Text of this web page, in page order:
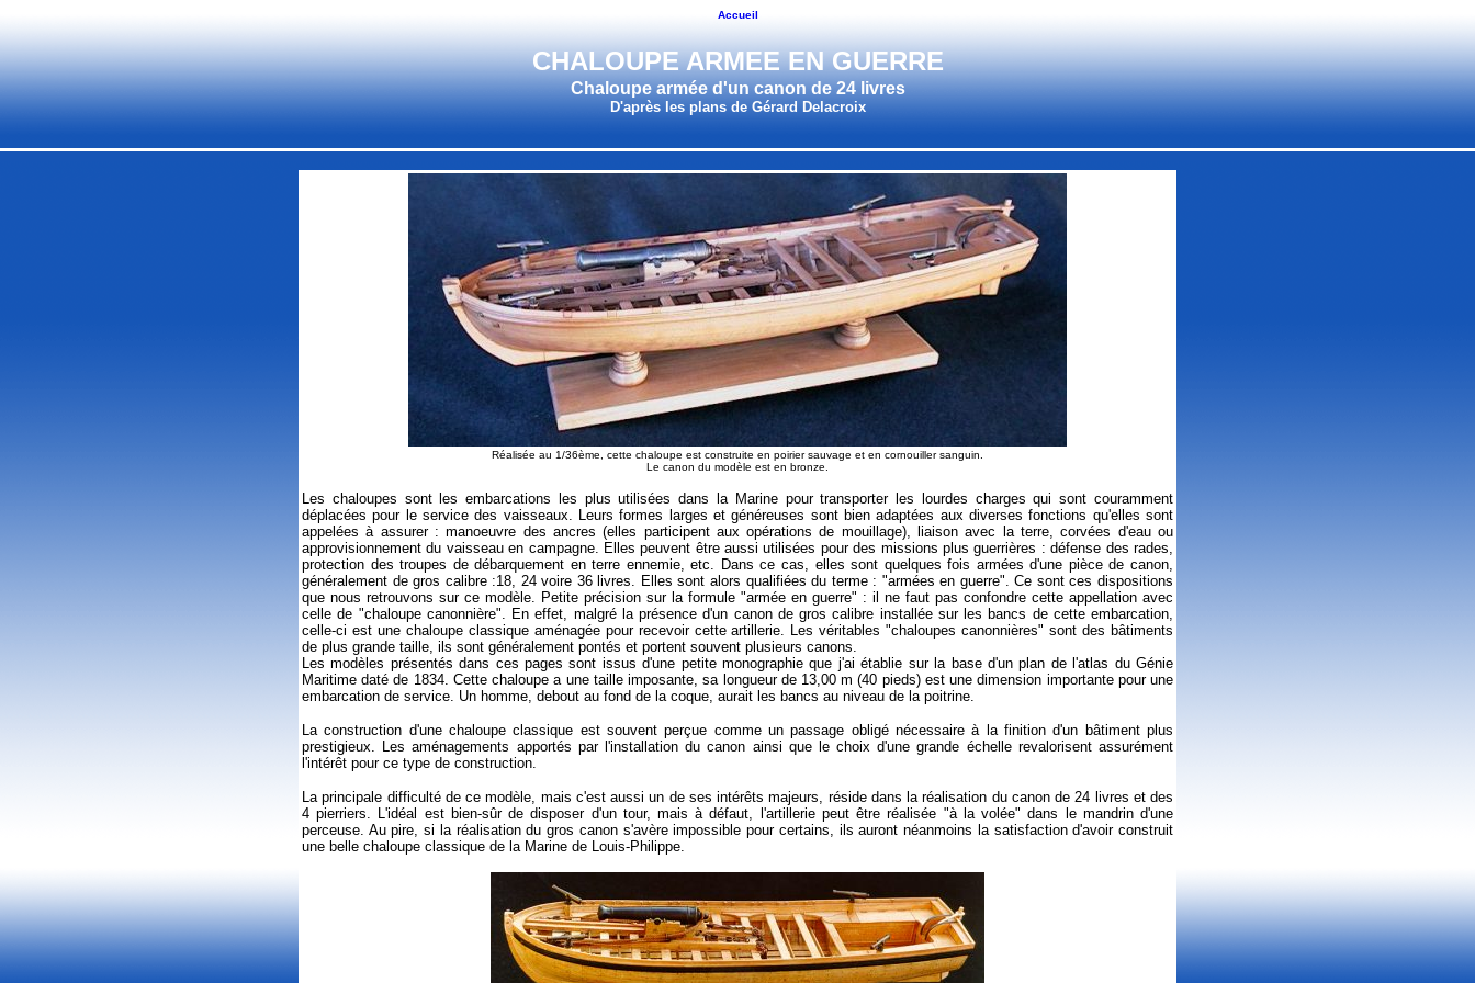
Accueil
CHALOUPE ARMEE EN GUERRE
Chaloupe armée d'un canon de 24 livres
D'après les plans de Gérard Delacroix
Réalisée au 1/36ème, cette chaloupe est construite en poirier sauvage et en cornouiller sanguin.
Le canon du modèle est en bronze.
Les chaloupes sont les embarcations les plus utilisées dans la Marine pour transporter les lourdes charges qui sont couramment
déplacées pour le service des vaisseaux. Leurs formes larges et généreuses sont bien adaptées aux diverses fonctions qu'elles sont
appelées à assurer : manoeuvre des ancres (elles participent aux opérations de mouillage), liaison avec la terre, corvées d'eau ou
approvisionnement du vaisseau en campagne. Elles peuvent être aussi utilisées pour des missions plus guerrières : défense des rades,
protection des troupes de débarquement en terre ennemie, etc. Dans ce cas, elles sont quelques fois armées d'une pièce de canon,
généralement de gros calibre :18, 24 voire 36 livres. Elles sont alors qualifiées du terme : "armées en guerre". Ce sont ces dispositions
que nous retrouvons sur ce modèle. Petite précision sur la formule "armée en guerre" : il ne faut pas confondre cette appellation avec
celle de "chaloupe canonnière". En effet, malgré la présence d'un canon de gros calibre installée sur les bancs de cette embarcation,
celle-ci est une chaloupe classique aménagée pour recevoir cette artillerie. Les véritables "chaloupes canonnières" sont des bâtiments
de plus grande taille, ils sont généralement pontés et portent souvent plusieurs canons.
Les modèles présentés dans ces pages sont issus d'une petite monographie que j'ai établie sur la base d'un plan de l'atlas du Génie
Maritime daté de 1834. Cette chaloupe a une taille imposante, sa longueur de 13,00 m (40 pieds) est une dimension importante pour une
embarcation de service. Un homme, debout au fond de la coque, aurait les bancs au niveau de la poitrine.
La construction d'une chaloupe classique est souvent perçue comme un passage obligé nécessaire à la finition d'un bâtiment plus
prestigieux. Les aménagements apportés par l'installation du canon ainsi que le choix d'une grande échelle revalorisent assurément
l'intérêt pour ce type de construction.
La principale difficulté de ce modèle, mais c'est aussi un de ses intérêts majeurs, réside dans la réalisation du canon de 24 livres et des
4 pierriers. L'idéal est bien-sûr de disposer d'un tour, mais à défaut, l'artillerie peut être réalisée "à la volée" dans le mandrin d'une
perceuse. Au pire, si la réalisation du gros canon s'avère impossible pour certains, ils auront néanmoins la satisfaction d'avoir construit
une belle chaloupe classique de la Marine de Louis-Philippe.